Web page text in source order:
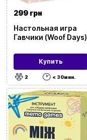
299 грн
Настольная игра
Гавчики (Woof Days)
Купить
2 < 30мин.